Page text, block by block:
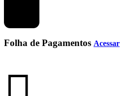
Folha de Pagamentos Acessar